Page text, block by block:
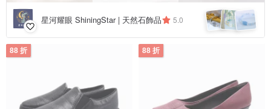
星河耀眼 ShiningStar | 天然石飾品 5.0
88 折 88 折